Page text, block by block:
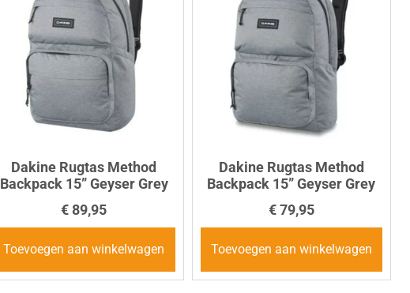
Dakine Rugtas Method
Backpack 15” Geyser Grey
€ 89,95
Toevoegen aan winkelwagen
Dakine Rugtas Method
Backpack 15” Geyser Grey
€79,95
Toevoegen aan winkelwagen